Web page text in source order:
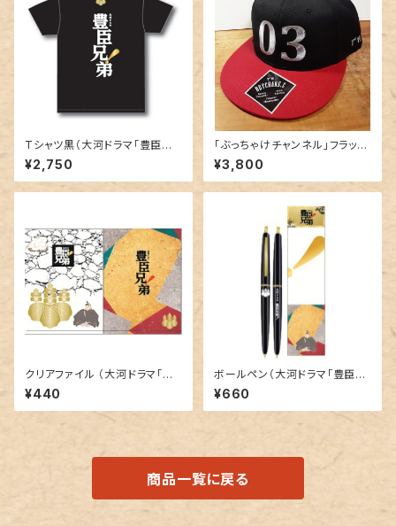
Tシャツ黒（大河ドラマ｢豊臣兄
弟！」ロゴライセンス商品）
¥2,750
「ぶっちゃけチャンネル」フラット
バイザーCAP 2022＜03＞Bla
ck/Red
¥3,800
クリアファイル （大河ドラマ｢豊
臣兄弟！」ロゴライセンス商品）
¥440
ボールペン（大河ドラマ｢豊臣兄
弟！」ロゴライセンス商品）
¥660
商品一覧に戻る